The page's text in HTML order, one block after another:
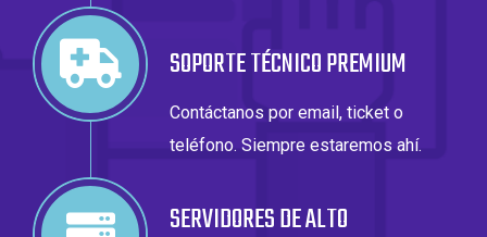
SOPORTE TÉCNICO PREMIUM
Contáctanos por email, ticket o
teléfono. Siempre estaremos ahí.
SERVIDORES DE ALTO